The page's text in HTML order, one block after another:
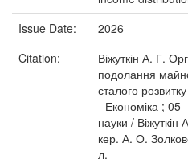
Issue Date:
2026
Citation:
Віжуткін А. Г.
подолання
сталого
- Економіка ; 05 -
науки /
кер. А. О.
л.